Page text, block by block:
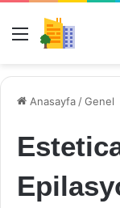
Menü
Anasayfa /Genel